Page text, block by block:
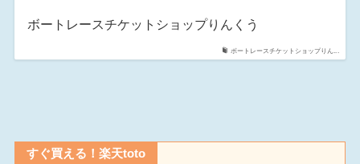
ボートレースチケットショップりん...
ボートレースチケットショップりんくう
すぐ買える！楽天toto